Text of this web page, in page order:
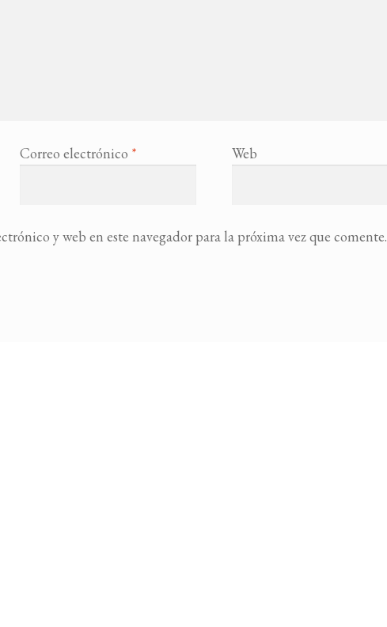
Correo electrónico * Web
y web en este navegador para la próxima vez que comente.